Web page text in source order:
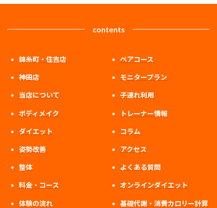
contents
錦糸町・住吉店
神田店
当店について
ボディメイク
ダイエット
姿勢改善
整体
料金・コース
体験の流れ
ペアコース
モニタープラン
子連れ利用
トレーナー情報
コラム
アクセス
よくある質問
オンラインダイエット
基礎代謝・消費カロリー計算